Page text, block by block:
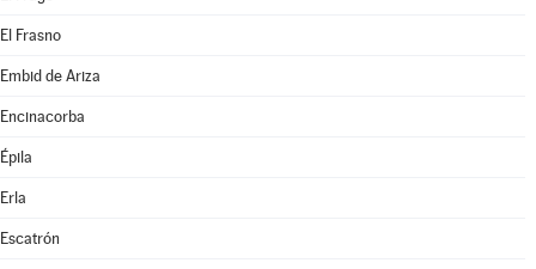
El Frasno
Embid de Ariza
Encinacorba
Épila
Erla
Escatrón